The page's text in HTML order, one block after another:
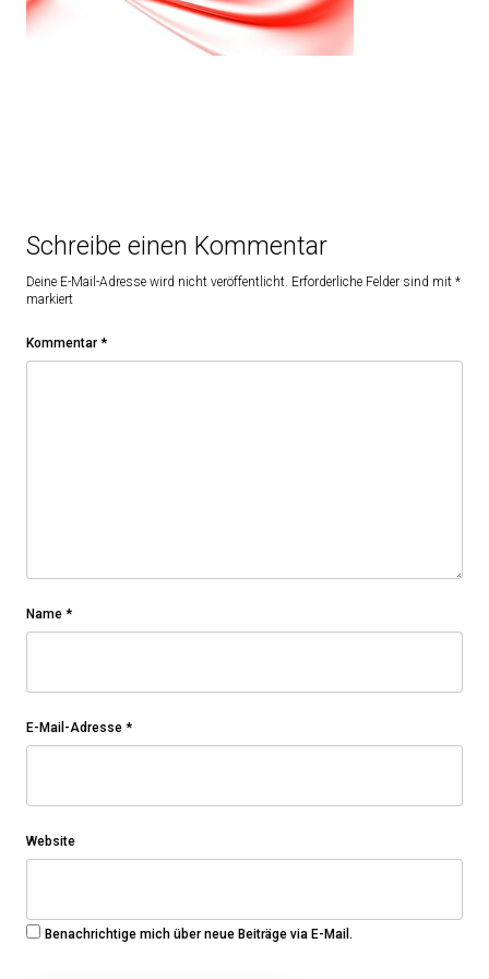
Schreibe einen Kommentar
Deine E-Mail-Adresse wird nicht veröffentlicht. Erforderliche Felder sind mit *
markiert
Kommentar *
Name *
E-Mail-Adresse *
Website
Benachrichtige mich über neue Beiträge via E-Mail.